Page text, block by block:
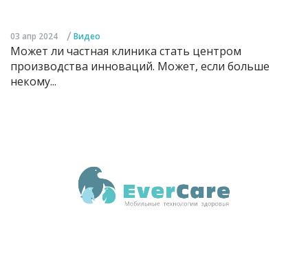
03 апр 2024 / Видео
Может ли частная клиника стать центром
производства инноваций. Может, если больше
некому...